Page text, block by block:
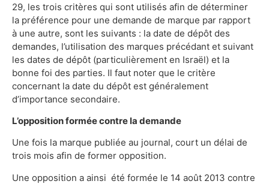
29, les trois critères qui sont utilisés afin de déterminer
la préférence pour une demande de marque par rapport
à une autre, sont les suivants : la date de dépôt des
demandes, l’utilisation des marques précédant et suivant
les dates de dépôt (particulièrement en Israël) et la
bonne foi des parties. Il faut noter que le critère
concernant la date du dépôt est généralement
d’importance secondaire.
L’opposition formée contre la demande
Une fois la marque publiée au journal, court un délai de
trois mois afin de former opposition.
Une opposition a ainsi été formée le 14 août 2013 contre